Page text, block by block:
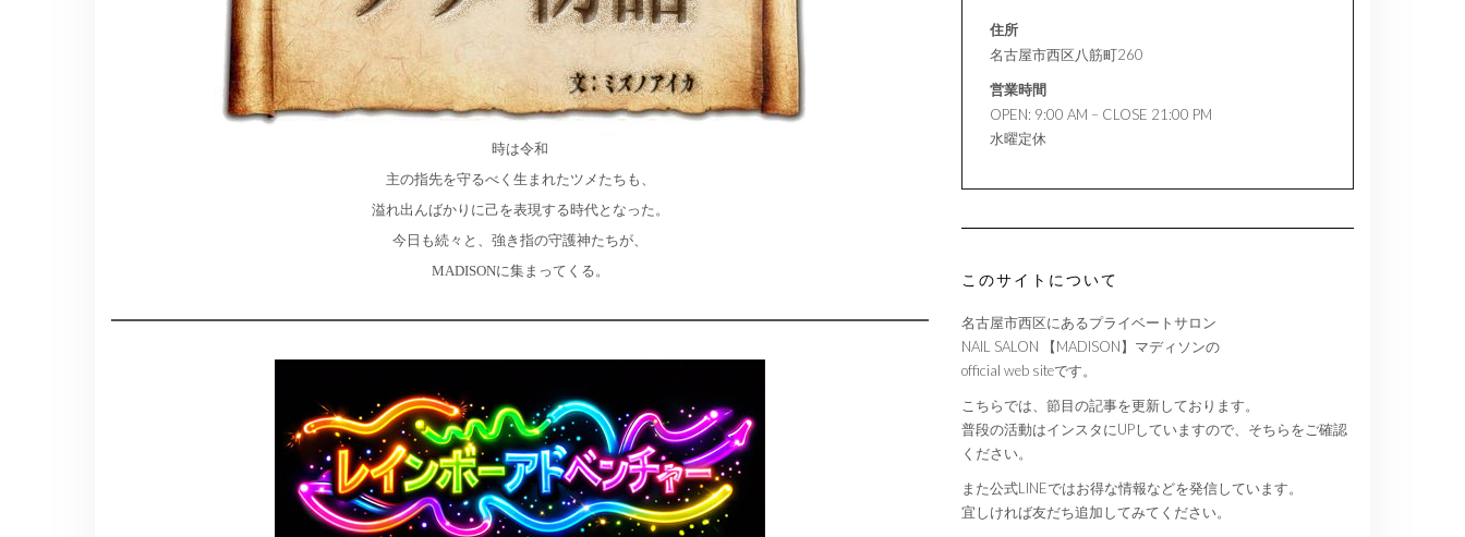
時は令和
主の指先を守るべく生まれたツメたちも、
溢れ出んばかりに己を表現する時代となった。
今日も続々と、強き指の守護神たちが、
MADISONに集まってくる。
住所
名古屋市西区八筋町260
営業時間
OPEN: 9:00 AM – CLOSE 21:00 PM
水曜定休
このサイトについて
名古屋市西区にあるプライベートサロン
NAIL SALON 【MADISON】マディソンの
official web siteです。
こちらでは、節目の記事を更新しております。
普段の活動はインスタにUPしていますので、そちらをご確認
ください。
また公式LINEではお得な情報などを発信しています。
宜しければ友だち追加してみてください。